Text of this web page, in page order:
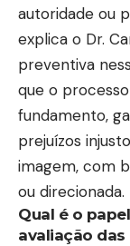
autoridade ou
explica o Dr.
preventiva
que o
fundamento,
prejuízos
imagem, com
ou direcionada.
Qual é o
avaliação